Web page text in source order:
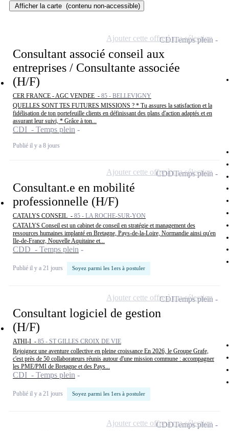
Afficher la carte (contenu non-accessible)
Consultant associé conseil aux
entreprises / Consultante associée
(H/F)
CER FRANCE - AGC VENDEE - 85 - BELLEVIGNY
QUELLES SONT TES FUTURES MISSIONS ? * Tu assures la satisfaction et la
fidélisation de ton portefeuille clients en définissant des plans d'action adaptés et en
assurant leur suivi, * Grâce à ton...
CDI - Temps plein
Publié il y a 8 jours
CDITemps plein
Ajouter cette offre à ma sélection
Consultant.e en mobilité
professionnelle (H/F)
CATALYS CONSEIL - 85 - LA ROCHE-SUR-YON
CATALYS Conseil est un cabinet de conseil en stratégie et management des
ressources humaines implanté en Bretagne, Pays-de-la-Loire, Normandie ainsi qu'en
Ile-de-France, Nouvelle Aquitaine et...
CDD - Temps plein
Publié il y a 21 jours Soyez parmi les 1ers à postuler
CDDTemps plein
Ajouter cette offre à ma sélection
Consultant logiciel de gestion
(H/F)
ATHI-I - 85 - ST GILLES CROIX DE VIE
Rejoignez une aventure collective en pleine croissance En 2026, le Groupe Grafe,
c'est près de 50 collaborateurs réunis autour d'une mission commune : accompagner
les PME/PMI de Bretagne et des Pays...
CDI - Temps plein
Publié il y a 21 jours Soyez parmi les 1ers à postuler
CDITemps plein
Ajouter cette offre à ma sélection
CDDTemps plein
Ajouter cette offre à ma sélection